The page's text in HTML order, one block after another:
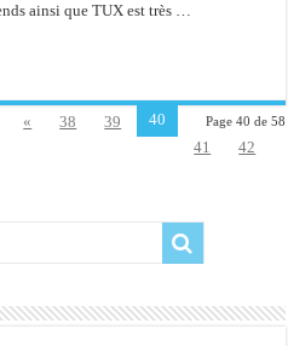
ainsi que TUX est très …
Page 40 de 58
« 38 39
40
41
42